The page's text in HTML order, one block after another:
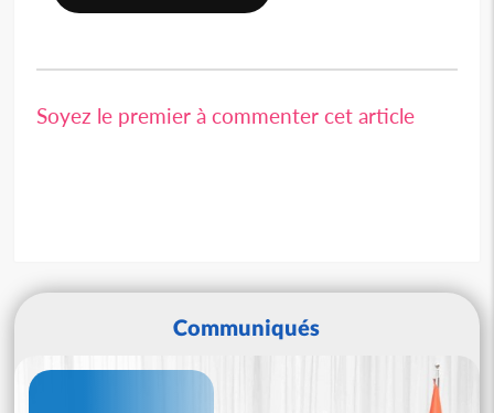
Soyez le premier à commenter cet article
Communiqués